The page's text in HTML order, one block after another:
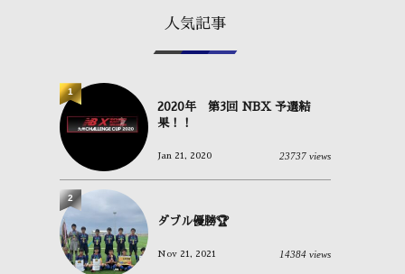
人気記事
2020年 第3回 NBX 予選結
果！！
Jan 21, 2020 23737 views
1
ダブル優勝🏆
Nov 21, 2021 14384 views
2